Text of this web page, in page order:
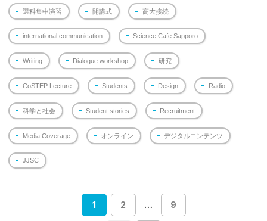
選科集中演習 開講式 高大接続
international communication Science Cafe Sapporo
Writing Dialogue workshop 研究
CoSTEP Lecture Students Design Radio
科学と社会 Student stories Recruitment
Media Coverage オンライン デジタルコンテンツ
JJSC
1 2 … 9